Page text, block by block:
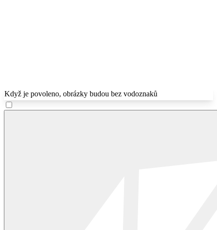
Když je povoleno, obrázky budou bez vodoznaků